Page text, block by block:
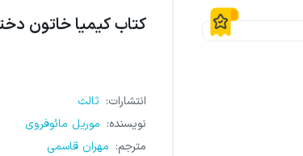
کتابکیمیا خاتون
انتشارات: ثالث
نویسنده: موریل مائوفروی
مترجم: مهران قاسمی